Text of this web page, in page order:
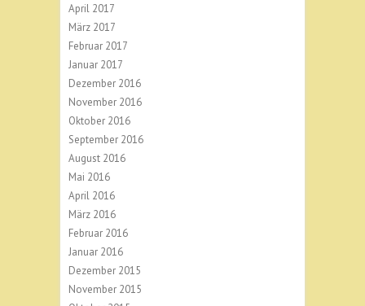
April 2017
März 2017
Februar 2017
Januar 2017
Dezember 2016
November 2016
Oktober 2016
September 2016
August 2016
Mai 2016
April 2016
März 2016
Februar 2016
Januar 2016
Dezember 2015
November 2015